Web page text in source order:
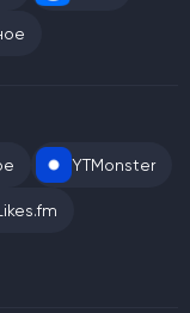
YTMonster